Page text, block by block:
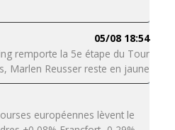
05/08 18:54
remporte la 5e étape du Tour
Marlen Reusser reste en jaune
européennes lèvent le